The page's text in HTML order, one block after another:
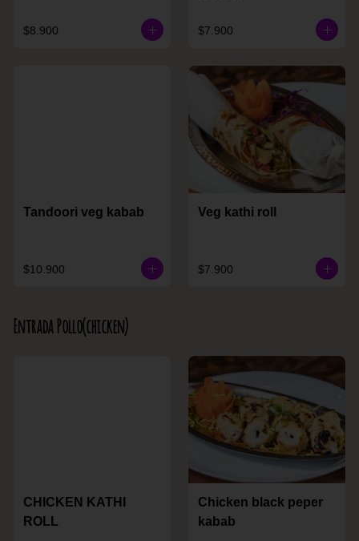
$8.900 $7.900
Tandoori veg kabab
$10.900
Veg kathi roll
$7.900
Entrada Pollo(chicken)
CHICKEN KATHI
ROLL
Chicken black peper
kabab